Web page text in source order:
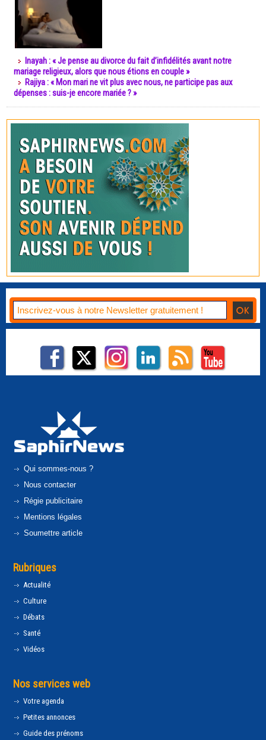
Inayah : « Je pense au divorce du fait d’infidélités avant notre
mariage religieux, alors que nous étions en couple »
Rajiya : « Mon mari ne vit plus avec nous, ne participe pas aux
dépenses : suis-je encore mariée ? »
Qui sommes-nous ?
Nous contacter
Régie publicitaire
Mentions légales
Soumettre article
Rubriques
Actualité
Culture
Débats
Santé
Vidéos
Nos services web
Votre agenda
Petites annonces
Guide des prénoms